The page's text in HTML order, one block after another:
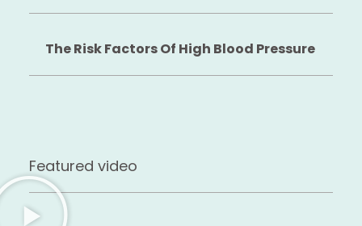
The Risk Factors Of High Blood Pressure
Featured video